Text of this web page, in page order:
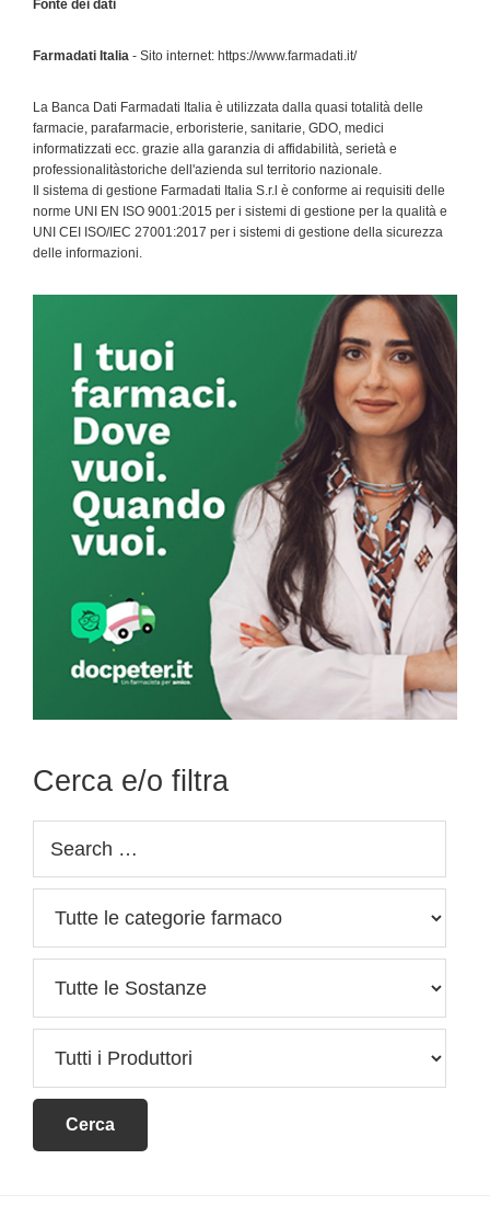
Fonte dei dati
Farmadati Italia - Sito internet: https://www.farmadati.it/
La Banca Dati Farmadati Italia è utilizzata dalla quasi totalità delle
farmacie, parafarmacie, erboristerie, sanitarie, GDO, medici
informatizzati ecc. grazie alla garanzia di affidabilità, serietà e
professionalitàstoriche dell'azienda sul territorio nazionale.
Il sistema di gestione Farmadati Italia S.r.l è conforme ai requisiti delle
norme UNI EN ISO 9001:2015 per i sistemi di gestione per la qualità e
UNI CEI ISO/IEC 27001:2017 per i sistemi di gestione della sicurezza
delle informazioni.
Sidebar
Cerca e/o filtra